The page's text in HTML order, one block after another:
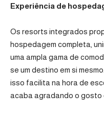
Experiência de
Os resorts integrados
hospedagem completa,
uma ampla gama de
se um destino em si
isso facilita na hora de
acaba agradando o gosto